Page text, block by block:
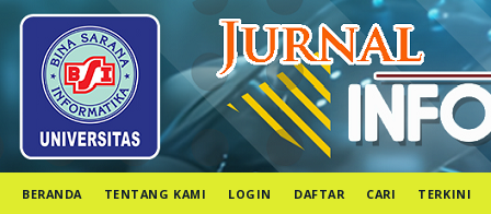
BERANDA TENTANG KAMI LOGIN DAFTAR CARI TERKINI